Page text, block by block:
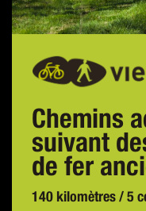
Chemins
suivant
de fer
140 kilomètres / 5